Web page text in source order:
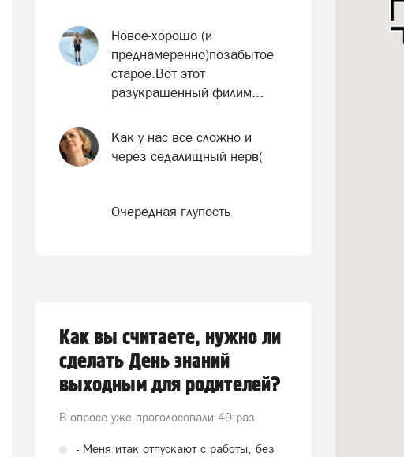
Новое-хорошо (и
преднамеренно)позабытое
старое.Вот этот
разукрашенный филим...
Как у нас все сложно и
через седалищный нерв(
Очередная глупость
Как вы считаете, нужно ли
сделать День знаний
выходным для родителей?
В опросе уже проголосовали 49 раз
- Меня итак отпускают с работы, без